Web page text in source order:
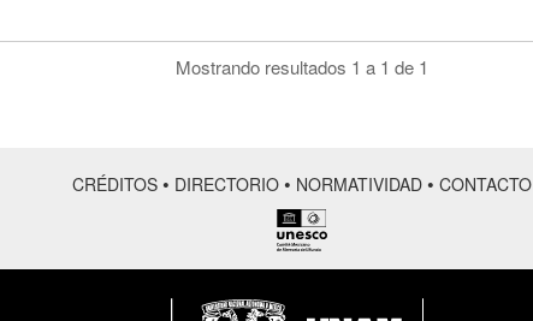
Mostrando resultados 1 a 1 de 1
CRÉDITOS • DIRECTORIO • NORMATIVIDAD • CONTACTO